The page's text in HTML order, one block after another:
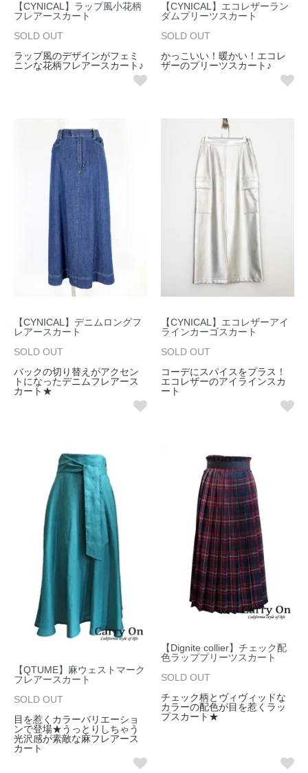
【CYNICAL】ラップ風小花柄
フレアースカート
SOLD OUT
ラップ風のデザインがフェミ
ニンな花柄フレアースカート♪
【CYNICAL】エコレザーラン
ダムプリーツスカート
SOLD OUT
かっこいい！暖かい！エコレ
ザーのプリーツスカート♪
【CYNICAL】デニムロングフ
レアースカート
SOLD OUT
バックの切り替えがアクセン
トになったデニムフレアース
カート★
【CYNICAL】エコレザーアイ
ラインカーゴスカート
SOLD OUT
コーデにスパイスをプラス！
エコレザーのアイラインスカ
ート
【QTUME】麻ウェストマーク
フレアースカート
SOLD OUT
目を惹くカラーバリエーショ
ンで登場★うっとりしちゃう
光沢感が素敵な麻フレアース
カート
【Dignite collier】チェック配
色ラッププリーツスカート
SOLD OUT
チェック柄とヴィヴィッドな
カラーの配色が目を惹くラッ
プスカート★